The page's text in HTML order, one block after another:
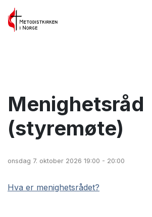
Menighetsråd
(styremøte)
onsdag 7. oktober 2026 19:00 - 20:00
Hva er menighetsrådet?